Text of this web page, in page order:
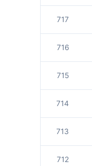
717
716
715
714
713
712